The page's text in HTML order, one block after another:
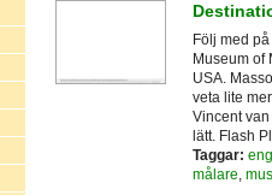
Följ med
Museum of
USA.
veta lite
Vincent
lätt. Flash
Taggar:
målare,